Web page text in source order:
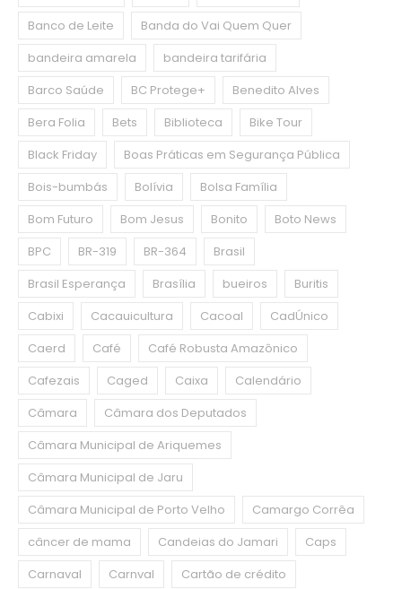
Banco de Leite
Banda do Vai Quem Quer
bandeira amarela
bandeira tarifária
Barco Saúde
BC Protege+
Benedito Alves
Bera Folia
Bets Biblioteca
Bike Tour
Black Friday
Boas Práticas em Segurança Pública
Bois-bumbás
Bolívia
Bolsa Família
Bom Futuro
Bom Jesus Bonito
Boto News
BPC
BR-319 BR-364
Brasil
Brasil Esperança
Brasília bueiros
Buritis
Cabixi
Cacauicultura Cacoal
CadÚnico
Caerd
Café
Café Robusta Amazônico
Cafezais
Caged Caixa
Calendário
Câmara
Câmara dos Deputados
Câmara Municipal de Ariquemes
Câmara Municipal de Jaru
Câmara Municipal de Porto Velho
Camargo Corrêa
câncer de mama
Candeias do Jamari
Caps
Carnaval
Carnval
Cartão de crédito